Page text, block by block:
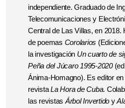
independiente. Graduado de
Telecomunicaciones y
Central de Las Villas, en 2018.
de poemas Corolarios
la investigación Un cuarto de
Peña del Júcaro 1995-2020
Ánima-Homagno). Es editor
revistaLa Hora de Cuba.
las revistas Árbol Invertido y